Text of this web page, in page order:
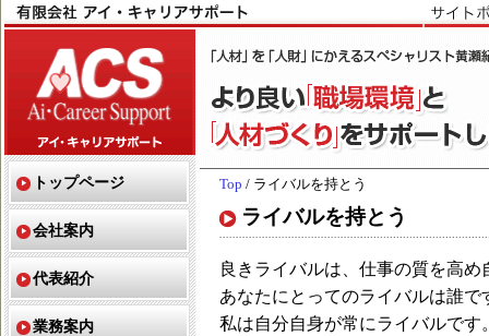
Top / ライバルを持とう
ライバルを持とう
良きライバルは、仕事の質を高
あなたにとってのライバルは誰で
私は自分自身が常にライバルです
トップページ
会社案内
代表紹介
業務案内